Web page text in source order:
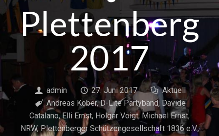
Plettenberg
2017
admin 27. Juni 2017
Aktuell
Andreas Kober,D-Lite Partyband, Davide
Catalano,Elli Ernst, Holger Voigt,Michael Ernst,
NRW, Plettenberger Schützengesellschaft 1836 e.V.,